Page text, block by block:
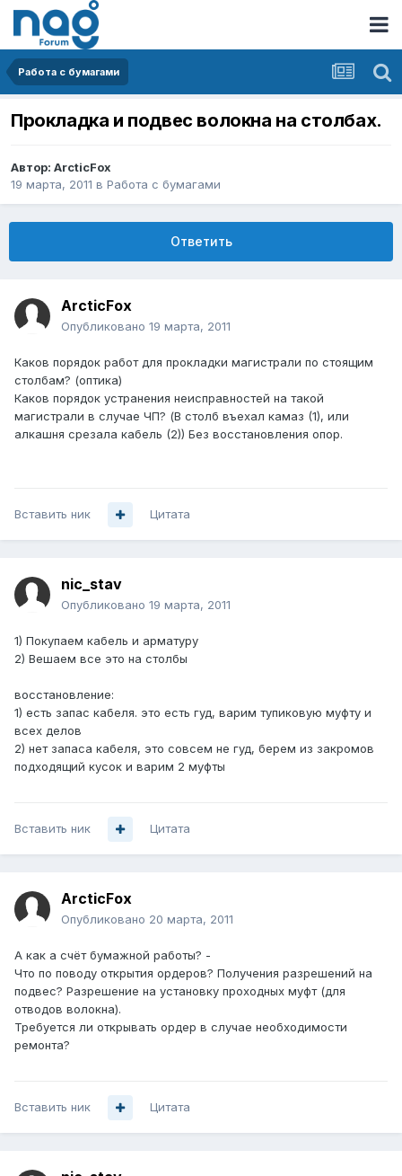
Работа с бумагами
Прокладка и подвес волокна на столбах.
Автор: ArcticFox
19 марта, 2011 в Работа с бумагами
Ответить
ArcticFox
Опубликовано 19 марта, 2011
Каков порядок работ для прокладки магистрали по стоящим
столбам? (оптика)
Каков порядок устранения неисправностей на такой
магистрали в случае ЧП? (В столб въехал камаз (1), или
алкашня срезала кабель (2)) Без восстановления опор.
Вставить ник Цитата
nic_stav
Опубликовано 19 марта, 2011
1) Покупаем кабель и арматуру
2) Вешаем все это на столбы
восстановление:
1) есть запас кабеля. это есть гуд, варим тупиковую муфту и
всех делов
2) нет запаса кабеля, это совсем не гуд, берем из закромов
подходящий кусок и варим 2 муфты
Вставить ник Цитата
ArcticFox
Опубликовано 20 марта, 2011
А как а счёт бумажной работы? -
Что по поводу открытия ордеров? Получения разрешений на
подвес? Разрешение на установку проходных муфт (для
отводов волокна).
Требуется ли открывать ордер в случае необходимости
ремонта?
Вставить ник Цитата